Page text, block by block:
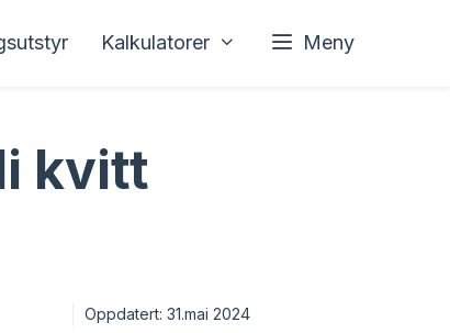
Kalkulatorer Meny
kvitt
Oppdatert: 31.mai 2024